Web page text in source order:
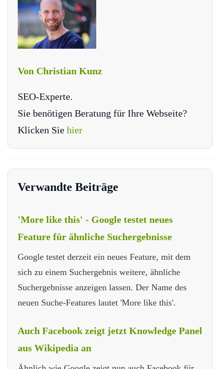
Von Christian Kunz
SEO-Experte.
Sie benötigen Beratung für Ihre Webseite?
Klicken Sie hier
Verwandte Beiträge
'More like this' - Google testet neues
Feature für ähnliche Suchergebnisse
Google testet derzeit ein neues Feature, mit dem
sich zu einem Suchergebnis weitere, ähnliche
Suchergebnisse anzeigen lassen. Der Name des
neuen Suche-Features lautet 'More like this'.
Auch Facebook zeigt jetzt Knowledge Panel
aus Wikipedia an